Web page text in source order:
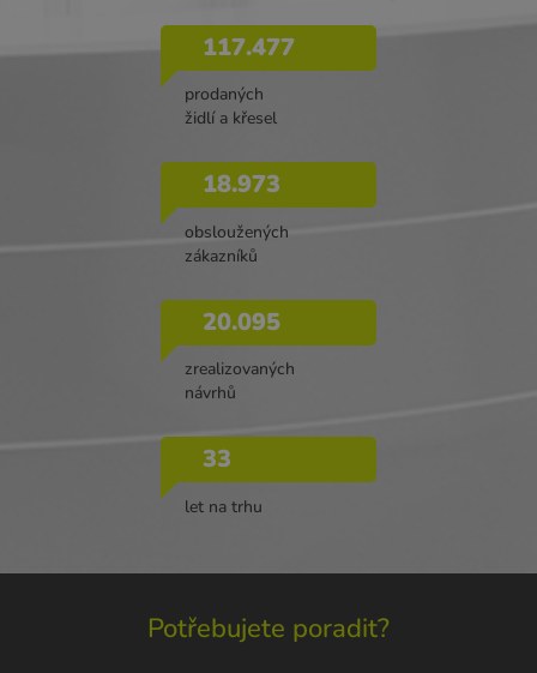
117.477
prodaných
židlí a křesel
18.973
obsloužených
zákazníků
20.095
zrealizovaných
návrhů
33
let na trhu
Potřebujete poradit?